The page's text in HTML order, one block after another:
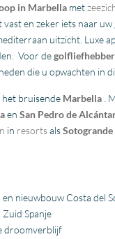
in Marbella met
en zeker iets naar
uitzicht. Luxe
Voor de
die u opwachten in
het bruisende Marbella .
en San Pedro de
in resortsalsSotogrande
nieuwbouw Costa del
Spanje
droomverblijf